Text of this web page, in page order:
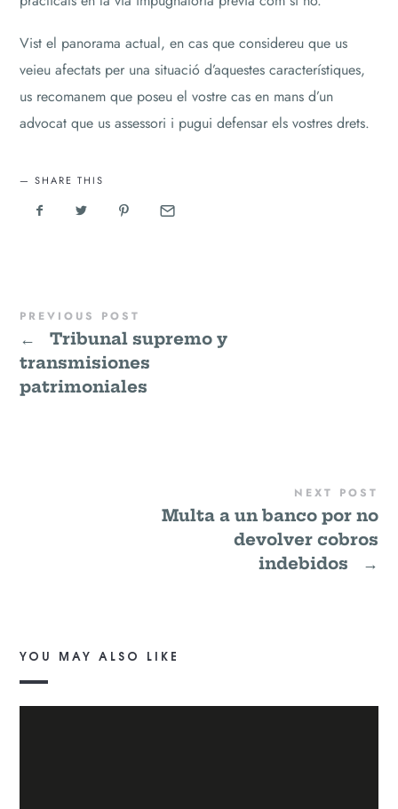
Vist el panorama actual, en cas que considereu que us
veieu afectats per una situació d’aquestes característiques,
us recomanem que poseu el vostre cas en mans d’un
advocat que us assessori i pugui defensar els vostres drets.
SHARE THIS
PREVIOUS POST
←
Tribunal supremo y
transmisiones
patrimoniales
NEXT POST
Multa a un banco por no
devolver cobros
indebidos
→
YOU MAY ALSO LIKE